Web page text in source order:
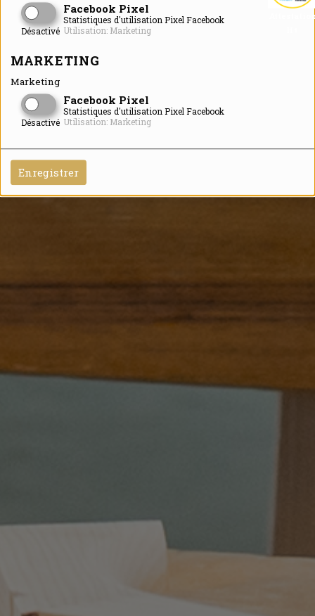
Facebook Pixel
Désactivé
Statistiques d'utilisation Pixel Facebook
Utilisation: Marketing
MARKETING
Marketing
Facebook Pixel
Désactivé
Statistiques d'utilisation Pixel Facebook
Utilisation: Marketing
Enregistrer